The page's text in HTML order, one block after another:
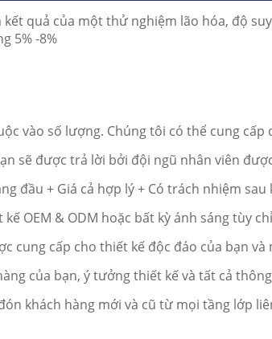
quả của một thử nghiệm lão hóa, độ
5% -8%
vào số lượng. Chúng tôi có thể cung
sẽ được trả lời bởi đội ngũ nhân viên
đầu + Giá cả hợp lý + Có trách nhiệm
OEM & ODM hoặc bất kỳ ánh sáng tùy
cung cấp cho thiết kế độc đáo của bạn
của bạn, ý tưởng thiết kế và tất cả
khách hàng mới và cũ từ mọi tầng lớp